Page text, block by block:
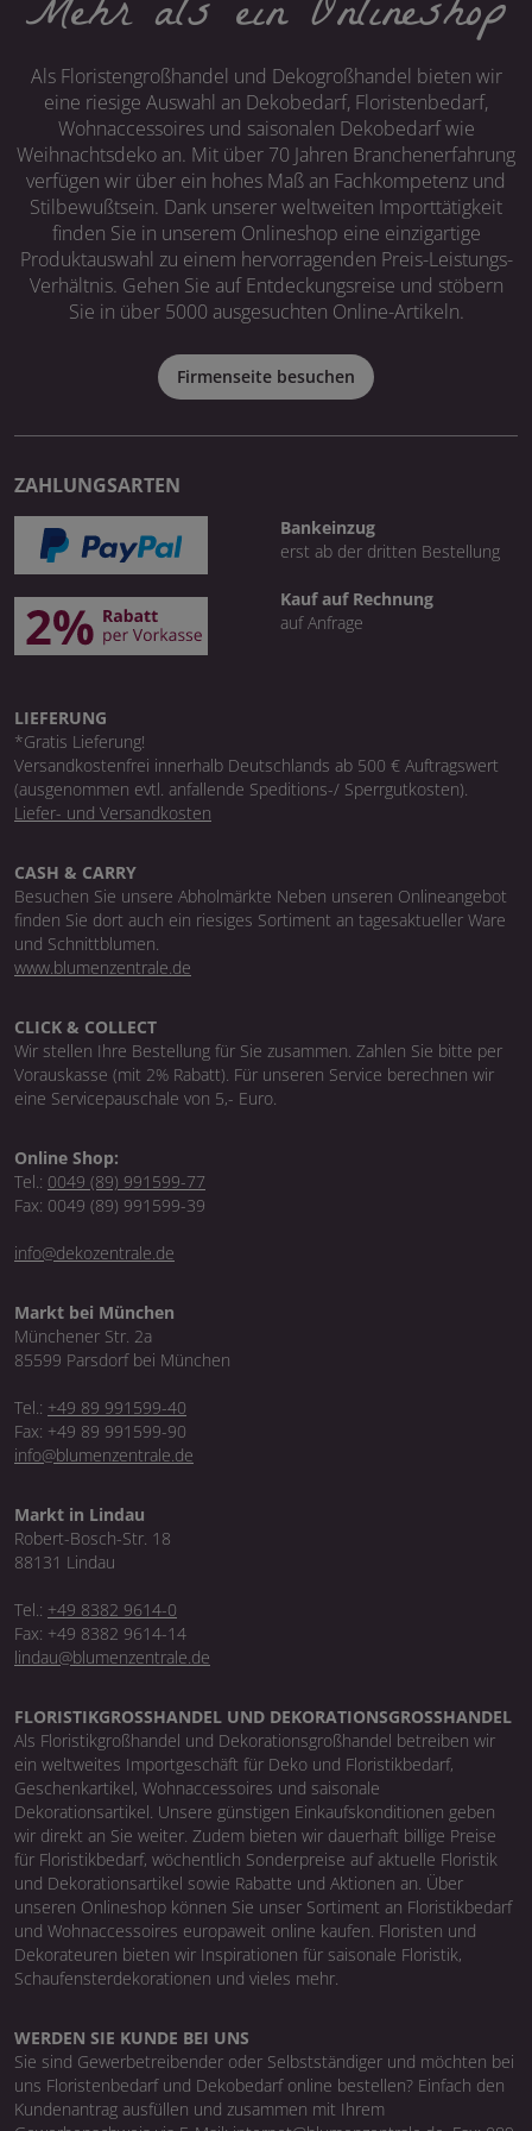
Als Floristengroßhandel und Dekogroßhandel bieten wir
eine riesige Auswahl an Dekobedarf, Floristenbedarf,
Wohnaccessoires und saisonalen Dekobedarf wie
Weihnachtsdeko an. Mit über 70 Jahren Branchenerfahrung
verfügen wir über ein hohes Maß an Fachkompetenz und
Stilbewußtsein. Dank unserer weltweiten Importtätigkeit
finden Sie in unserem Onlineshop eine einzigartige
Produktauswahl zu einem hervorragenden Preis-Leistungs-
Verhältnis. Gehen Sie auf Entdeckungsreise und stöbern
Sie in über 5000 ausgesuchten Online-Artikeln.
Firmenseite besuchen
ZAHLUNGSARTEN
Bankeinzug
erst ab der dritten Bestellung
Kauf auf Rechnung
auf Anfrage
LIEFERUNG
*Gratis Lieferung!
Versandkostenfrei innerhalb Deutschlands ab 500 € Auftragswert
(ausgenommen evtl. anfallende Speditions-/ Sperrgutkosten).
Liefer- und Versandkosten
CASH & CARRY
Besuchen Sie unsere Abholmärkte Neben unseren Onlineangebot
finden Sie dort auch ein riesiges Sortiment an tagesaktueller Ware
und Schnittblumen.
www.blumenzentrale.de
CLICK & COLLECT
Wir stellen Ihre Bestellung für Sie zusammen. Zahlen Sie bitte per
Vorauskasse (mit 2% Rabatt). Für unseren Service berechnen wir
eine Servicepauschale von 5,- Euro.
Online Shop:
Tel.: 0049 (89) 991599-77
Fax: 0049 (89) 991599-39
info@dekozentrale.de
Markt bei München
Münchener Str. 2a
85599 Parsdorf bei München
Tel.: +49 89 991599-40
Fax: +49 89 991599-90
info@blumenzentrale.de
Markt in Lindau
Robert-Bosch-Str. 18
88131 Lindau
Tel.: +49 8382 9614-0
Fax: +49 8382 9614-14
lindau@blumenzentrale.de
FLORISTIKGROSSHANDEL UND DEKORATIONSGROSSHANDEL
Als Floristikgroßhandel und Dekorationsgroßhandel betreiben wir
ein weltweites Importgeschäft für Deko und Floristikbedarf,
Geschenkartikel, Wohnaccessoires und saisonale
Dekorationsartikel. Unsere günstigen Einkaufskonditionen geben
wir direkt an Sie weiter. Zudem bieten wir dauerhaft billige Preise
für Floristikbedarf, wöchentlich Sonderpreise auf aktuelle Floristik
und Dekorationsartikel sowie Rabatte und Aktionen an. Über
unseren Onlineshop können Sie unser Sortiment an Floristikbedarf
und Wohnaccessoires europaweit online kaufen. Floristen und
Dekorateuren bieten wir Inspirationen für saisonale Floristik,
Schaufensterdekorationen und vieles mehr.
WERDEN SIE KUNDE BEI UNS
Sie sind Gewerbetreibender oder Selbstständiger und möchten bei
uns Floristenbedarf und Dekobedarf online bestellen? Einfach den
Kundenantrag ausfüllen und zusammen mit Ihrem